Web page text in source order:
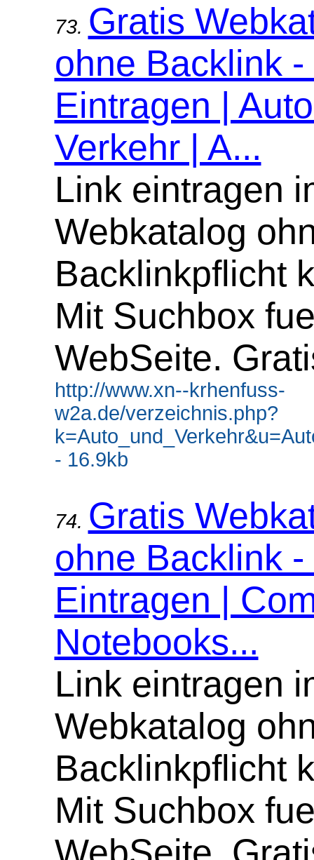
73. Gratis
ohne Backlink
Eintragen |
Verkehr | A...
Link eintragen
Webkatalog
Backlinkpflicht
Mit Suchbox
WebSeite.
http://www.xn--krhenfuss-
w2a.de/verzeichnis.php?
- 16.9kb
74. Gratis
ohne Backlink
Eintragen |
Notebooks...
Link eintragen
Webkatalog
Backlinkpflicht
Mit Suchbox